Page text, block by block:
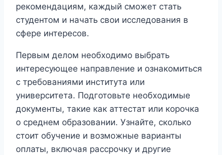
рекомендациям, каждый сможет стать
студентом и начать свои исследования в
сфере интересов.
Первым делом необходимо выбрать
интересующее направление и ознакомиться
с требованиями института или
университета. Подготовьте необходимые
документы, такие как аттестат или корочка
о среднем образовании. Узнайте, сколько
стоит обучение и возможные варианты
оплаты, включая рассрочку и другие